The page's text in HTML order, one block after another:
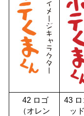
42 ロゴ
（オレン
43 ロ
ッ